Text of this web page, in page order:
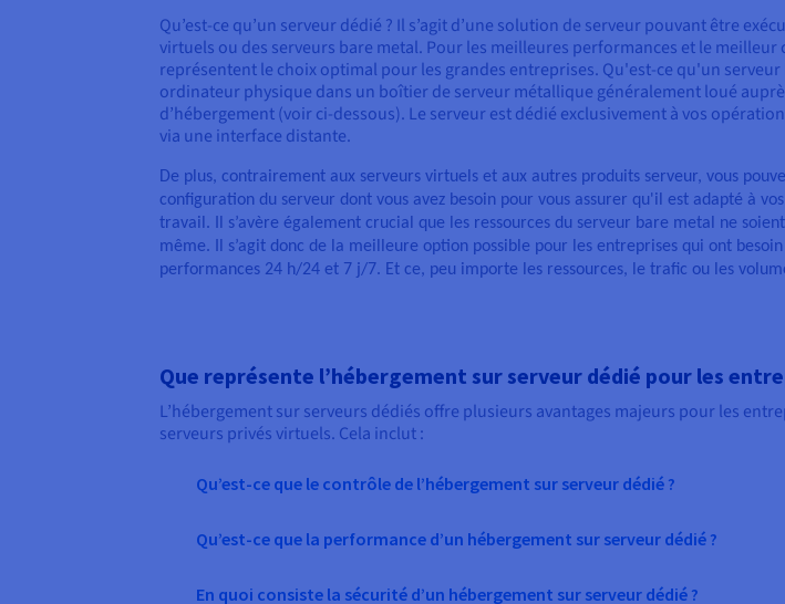
Qu’est-ce qu’un serveur dédié ? Il s’agit d’une solution de serveur pouvant être
virtuels ou des serveurs bare metal. Pour les meilleures performances et le
représentent le choix optimal pour les grandes entreprises. Qu'est-ce qu'un serveur
ordinateur physique dans un boîtier de serveur métallique généralement loué
d’hébergement (voir ci-dessous). Le serveur est dédié exclusivement à vos
via une interface distante.
De plus, contrairement aux serveurs virtuels et aux autres produits serveur, vous
configuration du serveur dont vous avez besoin pour vous assurer qu'il est adapté à
travail. Il s’avère également crucial que les ressources du serveur bare metal ne
même. Il s’agit donc de la meilleure option possible pour les entreprises qui ont besoin
performances 24 h/24 et 7 j/7. Et ce, peu importe les ressources, le trafic ou les
Que représente l’hébergement sur serveur dédié pour les
L’hébergement sur serveurs dédiés offre plusieurs avantages majeurs pour les
serveurs privés virtuels. Cela inclut :
Qu’est-ce que le contrôle de l’hébergement sur serveur dédié ?
Qu’est-ce que la performance d’un hébergement sur serveur dédié ?
En quoi consiste la sécurité d’un hébergement sur serveur dédié ?